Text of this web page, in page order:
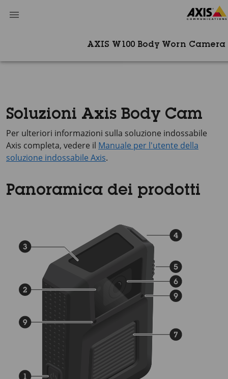
AXIS W100 Body Worn
Soluzioni Axis Body Cam
Per ulteriori informazioni sulla soluzione indossabile
Axis completa, vedere il Manuale per l'utente della
soluzione indossabile Axis.
Panoramica dei prodotti